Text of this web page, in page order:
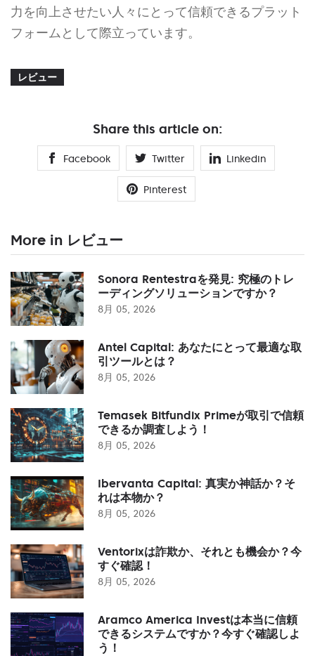
力を向上させたい人々にとって信頼できるプラット
フォームとして際立っています。
レビュー
Share this article on:
Facebook Twitter Linkedin
Pinterest
More in レビュー
Sonora Rentestraを発見: 究極のトレ
ーディングソリューションですか？
8月 05, 2026
Antel Capital: あなたにとって最適な取
引ツールとは？
8月 05, 2026
Temasek Bitfundix Primeが取引で信頼
できるか調査しよう！
8月 05, 2026
Ibervanta Capital: 真実か神話か？そ
れは本物か？
8月 05, 2026
Ventorixは詐欺か、それとも機会か？今
すぐ確認！
8月 05, 2026
Aramco America Investは本当に信頼
できるシステムですか？今すぐ確認しよ
う！